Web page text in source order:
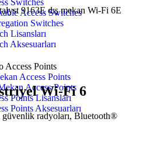
Switches
Access Switches
Switches
Lisansları
Aksesuarları
Access Points
Access Points
Access Points
Points Lisansları
Points Aksesuarları
9163E dış mekan Wi-Fi 6E
Wi-Fi 6
güvenlik radyoları, Bluetooth®